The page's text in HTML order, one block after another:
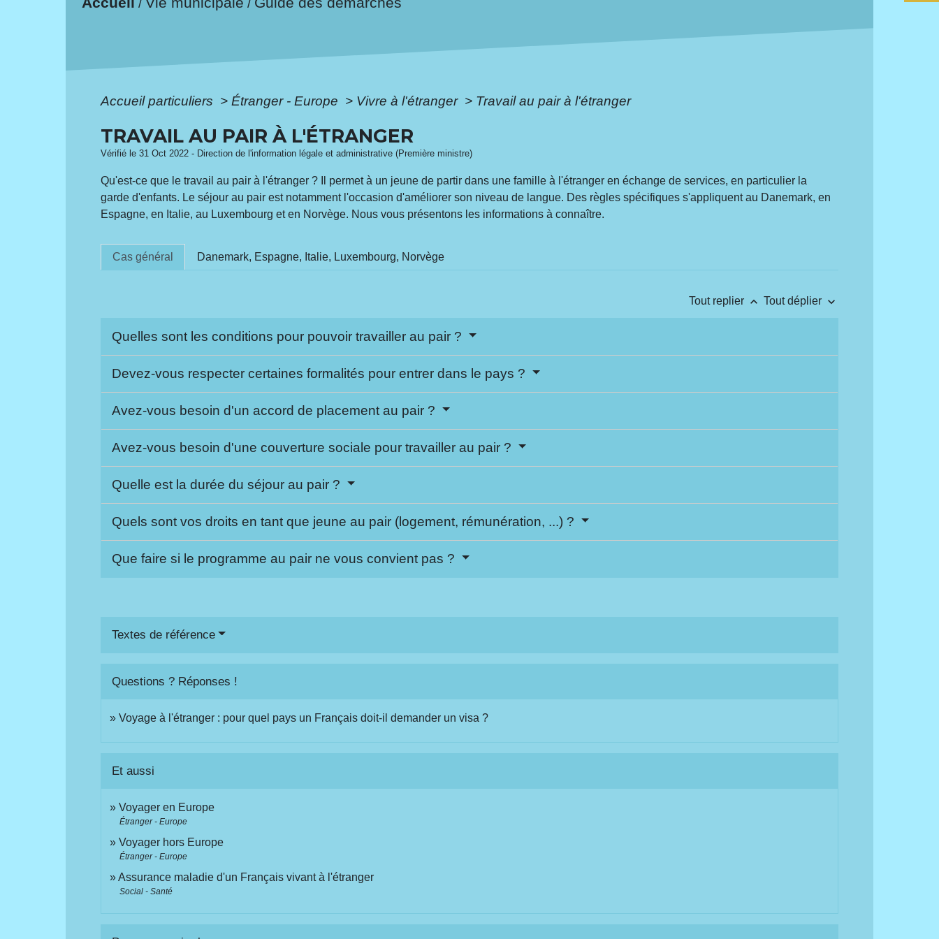
/ /
Accueil particuliers > Étranger - Europe > Vivre à l'étranger > Travail au pair à l'étranger
TRAVAIL AU PAIR À L'ÉTRANGER
Vérifié le 31 Oct 2022 - Direction de l'information légale et administrative (Première ministre)
Qu'est-ce que le travail au pair à l'étranger ? Il permet à un jeune de partir dans une famille à l'étranger en échange de services, en particulier la
garde d'enfants. Le séjour au pair est notamment l'occasion d'améliorer son niveau de langue. Des règles spécifiques s'appliquent au Danemark, en
Espagne, en Italie, au Luxembourg et en Norvège. Nous vous présentons les informations à connaître.
Cas général Danemark, Espagne, Italie, Luxembourg, Norvège
Tout replier keyboard_arrow_up Tout déplier keyboard_arrow_down
Quelles sont les conditions pour pouvoir travailler au pair ?
Devez-vous respecter certaines formalités pour entrer dans le pays ?
Avez-vous besoin d'un accord de placement au pair ?
Avez-vous besoin d'une couverture sociale pour travailler au pair ?
Quelle est la durée du séjour au pair ?
Quels sont vos droits en tant que jeune au pair (logement, rémunération, ...) ?
Que faire si le programme au pair ne vous convient pas ?
Textes de référence
Questions ? Réponses !
Voyage à l'étranger : pour quel pays un Français doit-il demander un visa ?
Et aussi
Voyager en Europe
Étranger - Europe
Voyager hors Europe
Étranger - Europe
Assurance maladie d'un Français vivant à l'étranger
Social - Santé